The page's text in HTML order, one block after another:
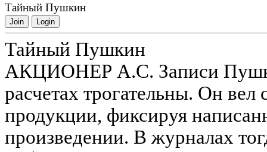
Тайный Пушкин
Join Login
Тайный Пушкин
АКЦИОНЕР А.С. Записи
расчетах трогательны. Он вел
продукции, фиксируя
произведении. В журналах